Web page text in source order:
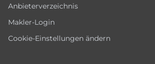
Anbieterverzeichnis
Makler-Login
Cookie-Einstellungen ändern